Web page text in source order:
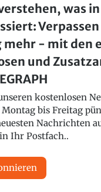
was
Verpassen
mehr - mit den
und
kostenlosen
bis Freitag
Nachrichten
Ihr Postfach..